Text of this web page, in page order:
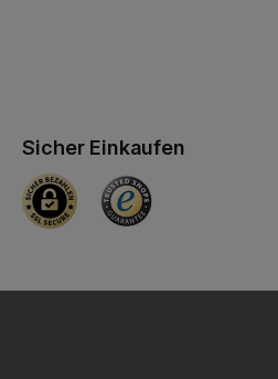
Sicher Einkaufen